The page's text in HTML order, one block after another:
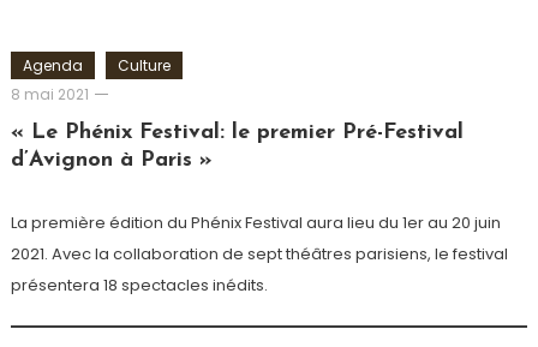
Agenda
Culture
8 mai 2021
Cédric
« Le Phénix Festival: le premier Pré-Festival
d’Avignon à Paris »
La première édition du Phénix Festival aura lieu du 1er au 20 juin
2021. Avec la collaboration de sept théâtres parisiens, le festival
présentera 18 spectacles inédits.